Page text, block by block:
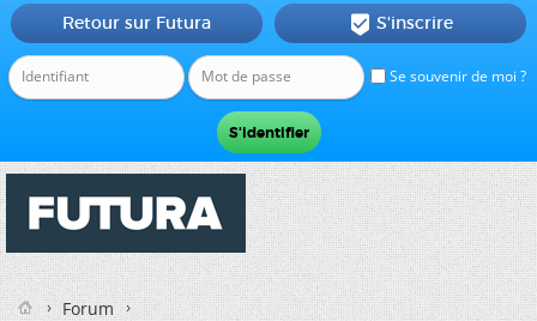
Se souvenir de moi ?
Retour sur Futura  S'inscrire
Forum